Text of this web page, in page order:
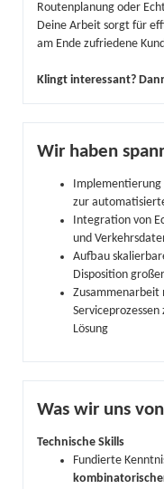
Routenplanung oder
Deine Arbeit sorgt für
am Ende zufriedene
Klingt interessant?
Wir haben
zur
Integration von
und
Aufbau
Disposition
Zusammenarbeit
Lösung
Was wir uns
Technische Skills
Fundierte